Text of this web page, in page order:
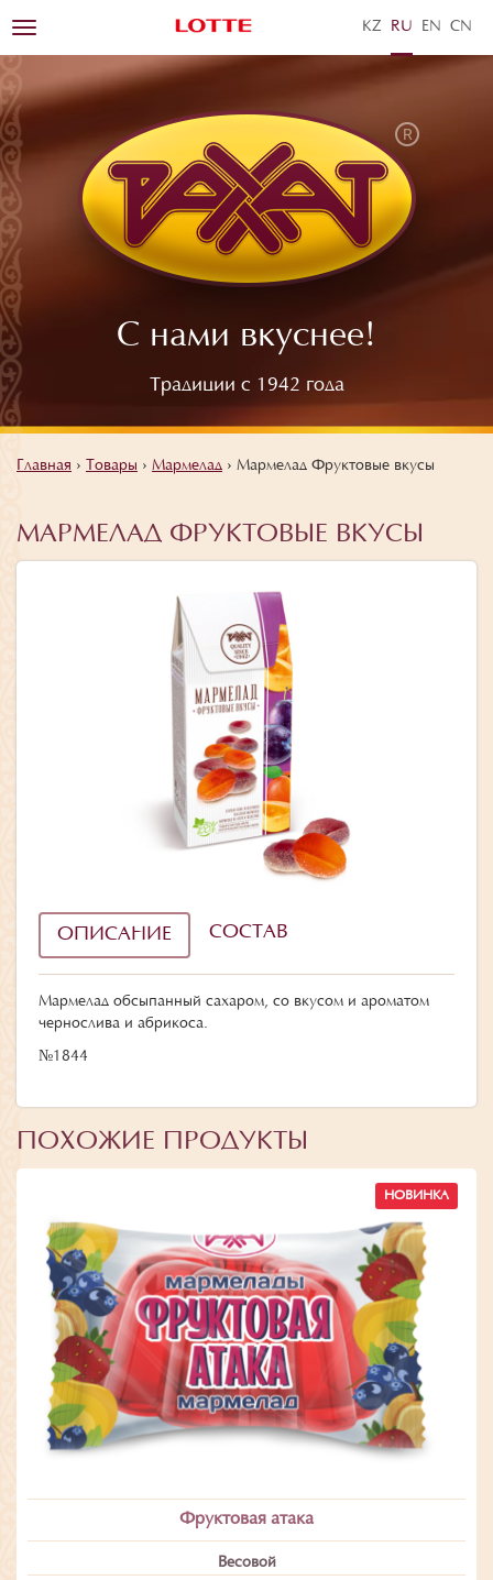
KZ RU EN ZH
С нами вкуснее!
Традиции с 1942 года
Toggle
navigation
Главная › Товары › Мармелад › Мармелад Фруктовые вкусы
МАРМЕЛАД ФРУКТОВЫЕ ВКУСЫ
ОПИСАНИЕ СОСТАВ
Мармелад обсыпанный сахаром, со вкусом и ароматом
чернослива и абрикоса.
№1844
ПОХОЖИЕ ПРОДУКТЫ
НОВИНКА
Фруктовая атака
Весовой